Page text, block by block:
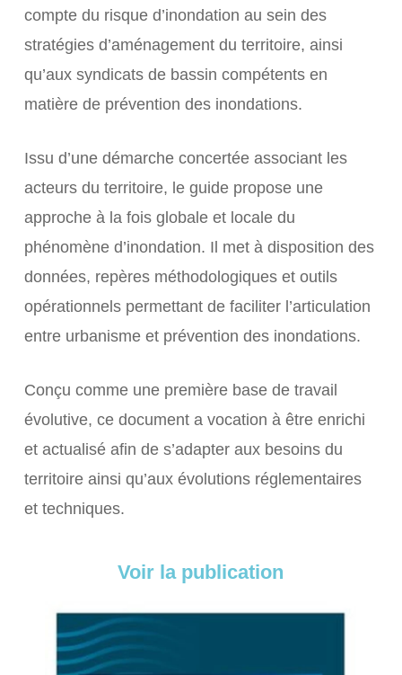
compte du risque d’inondation au sein des
stratégies d’aménagement du territoire, ainsi
qu’aux syndicats de bassin compétents en
matière de prévention des inondations.
Issu d’une démarche concertée associant les
acteurs du territoire, le guide propose une
approche à la fois globale et locale du
phénomène d’inondation. Il met à disposition des
données, repères méthodologiques et outils
opérationnels permettant de faciliter l’articulation
entre urbanisme et prévention des inondations.
Conçu comme une première base de travail
évolutive, ce document a vocation à être enrichi
et actualisé afin de s’adapter aux besoins du
territoire ainsi qu’aux évolutions réglementaires
et techniques.
Voir la publication